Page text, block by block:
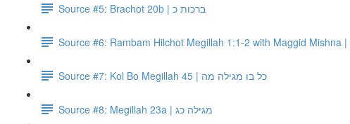
Source #5: Brachot 20b | ברכות כ
Source #7: Kol Bo Megillah 45 | כל בו מגילה מה
Source #8: Megillah 23a | מגילה כג